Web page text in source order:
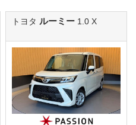
トヨタ ルーミー 1.0 X